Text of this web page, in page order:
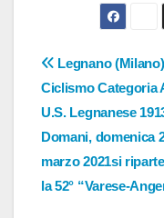
articoli
Legnano
Ciclismo Categoria
U.S. Legnanese
Domani, domenica
marzo 2021si
la 52° “Varese-